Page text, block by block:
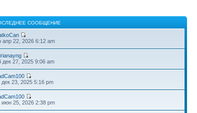
СООБЩЕНИЕ
апр 22, 2026 6:12 am
дек 27, 2025 9:06 am
дек 23, 2025 5:16 pm
июн 25, 2026 2:38 pm